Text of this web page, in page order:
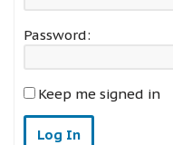
Password:
Keep me signed in
Log In